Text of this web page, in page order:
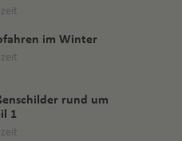
im Winter
rund um
1